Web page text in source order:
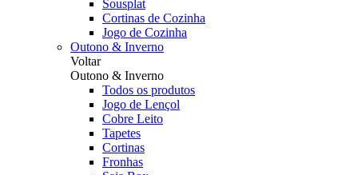
Sousplat
Cortinas de Cozinha
Jogo de Cozinha
Outono & Inverno
Voltar
Outono & Inverno
Todos os produtos
Jogo de Lençol
Cobre Leito
Tapetes
Cortinas
Fronhas